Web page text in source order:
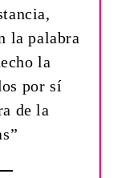
la palabra
la
por sí
de la